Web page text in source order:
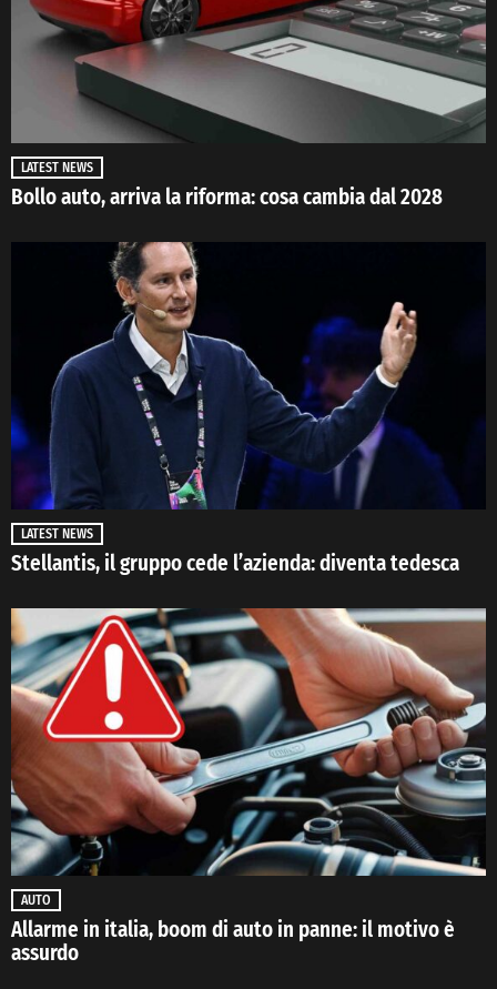
LATEST NEWS
Bollo auto, arriva la riforma: cosa cambia dal 2028
LATEST NEWS
Stellantis, il gruppo cede l’azienda: diventa tedesca
AUTO
Allarme in italia, boom di auto in panne: il motivo è
assurdo